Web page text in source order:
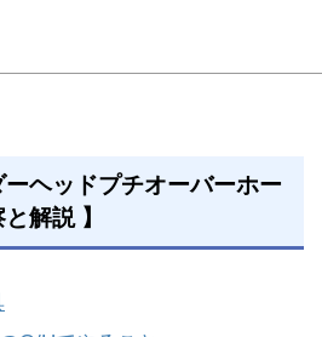
ヘッドプチオーバーホー
解説 】